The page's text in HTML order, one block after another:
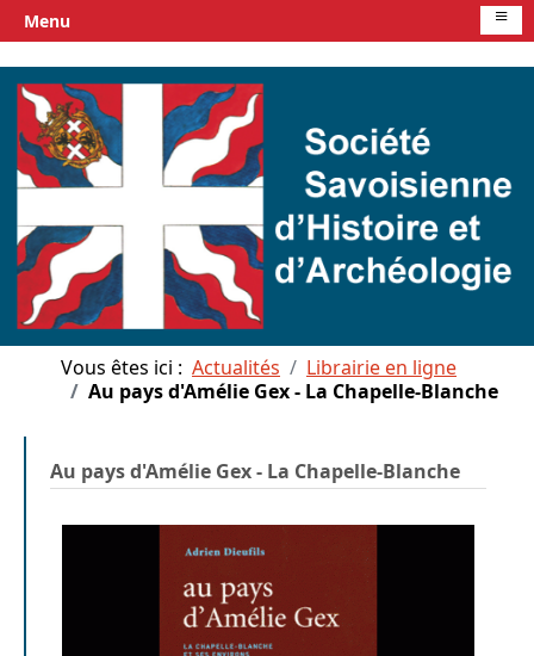
Vous êtes ici : Actualités
Librairie en ligne
Au pays d'Amélie Gex - La Chapelle-Blanche
Au pays d'Amélie Gex - La Chapelle-Blanche
Menu ≡